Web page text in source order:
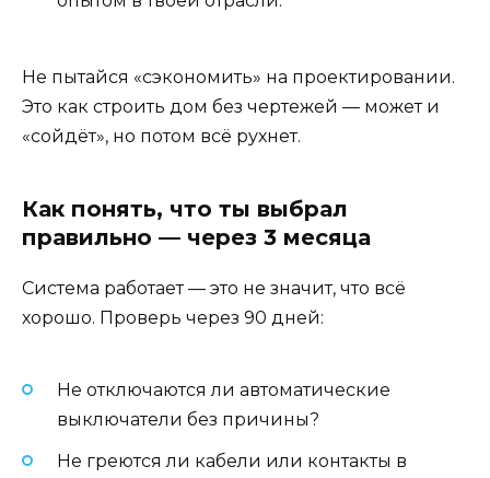
Не пытайся «сэкономить» на проектировании.
Это как строить дом без чертежей — может и
«сойдёт», но потом всё рухнет.
Как понять, что ты выбрал
правильно — через 3 месяца
Система работает — это не значит, что всё
хорошо. Проверь через 90 дней:
Не отключаются ли автоматические
выключатели без причины?
Не греются ли кабели или контакты в